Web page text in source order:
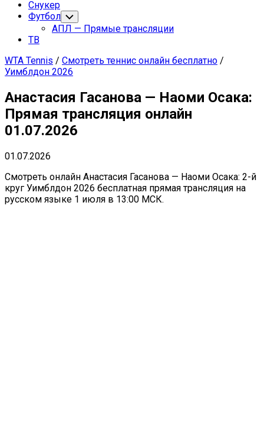
Снукер
Футбол Переключатель
дочернего
меню
АПЛ — Прямые трансляции
ТВ
WTA Tennis / Смотреть теннис онлайн бесплатно /
Уимблдон 2026
Анастасия Гасанова — Наоми Осака:
Прямая трансляция онлайн
01.07.2026
01.07.2026
Смотреть онлайн Анастасия Гасанова — Наоми Осака: 2-й
круг Уимблдон 2026 бесплатная прямая трансляция на
русском языке 1 июля в 13:00 МСК.